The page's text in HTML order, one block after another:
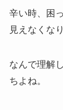
辛い時、困
見えなくな
なんで理解
ちよね。